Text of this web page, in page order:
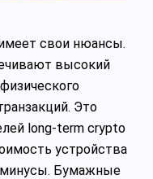
свои нюансы.
высокий
Это
long-term crypto
устройства
минусы. Бумажные